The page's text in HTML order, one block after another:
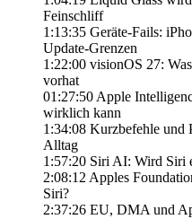
Feinschliff
1:13:35 Geräte-Fails:
Update-Grenzen
1:22:00 visionOS 27:
vorhat
01:27:50 Apple
wirklich kann
1:34:08 Kurzbefehle und
Alltag
1:57:20 Siri AI: Wird Siri
2:08:12 Apples
Siri?
2:37:26 EU, DMA und